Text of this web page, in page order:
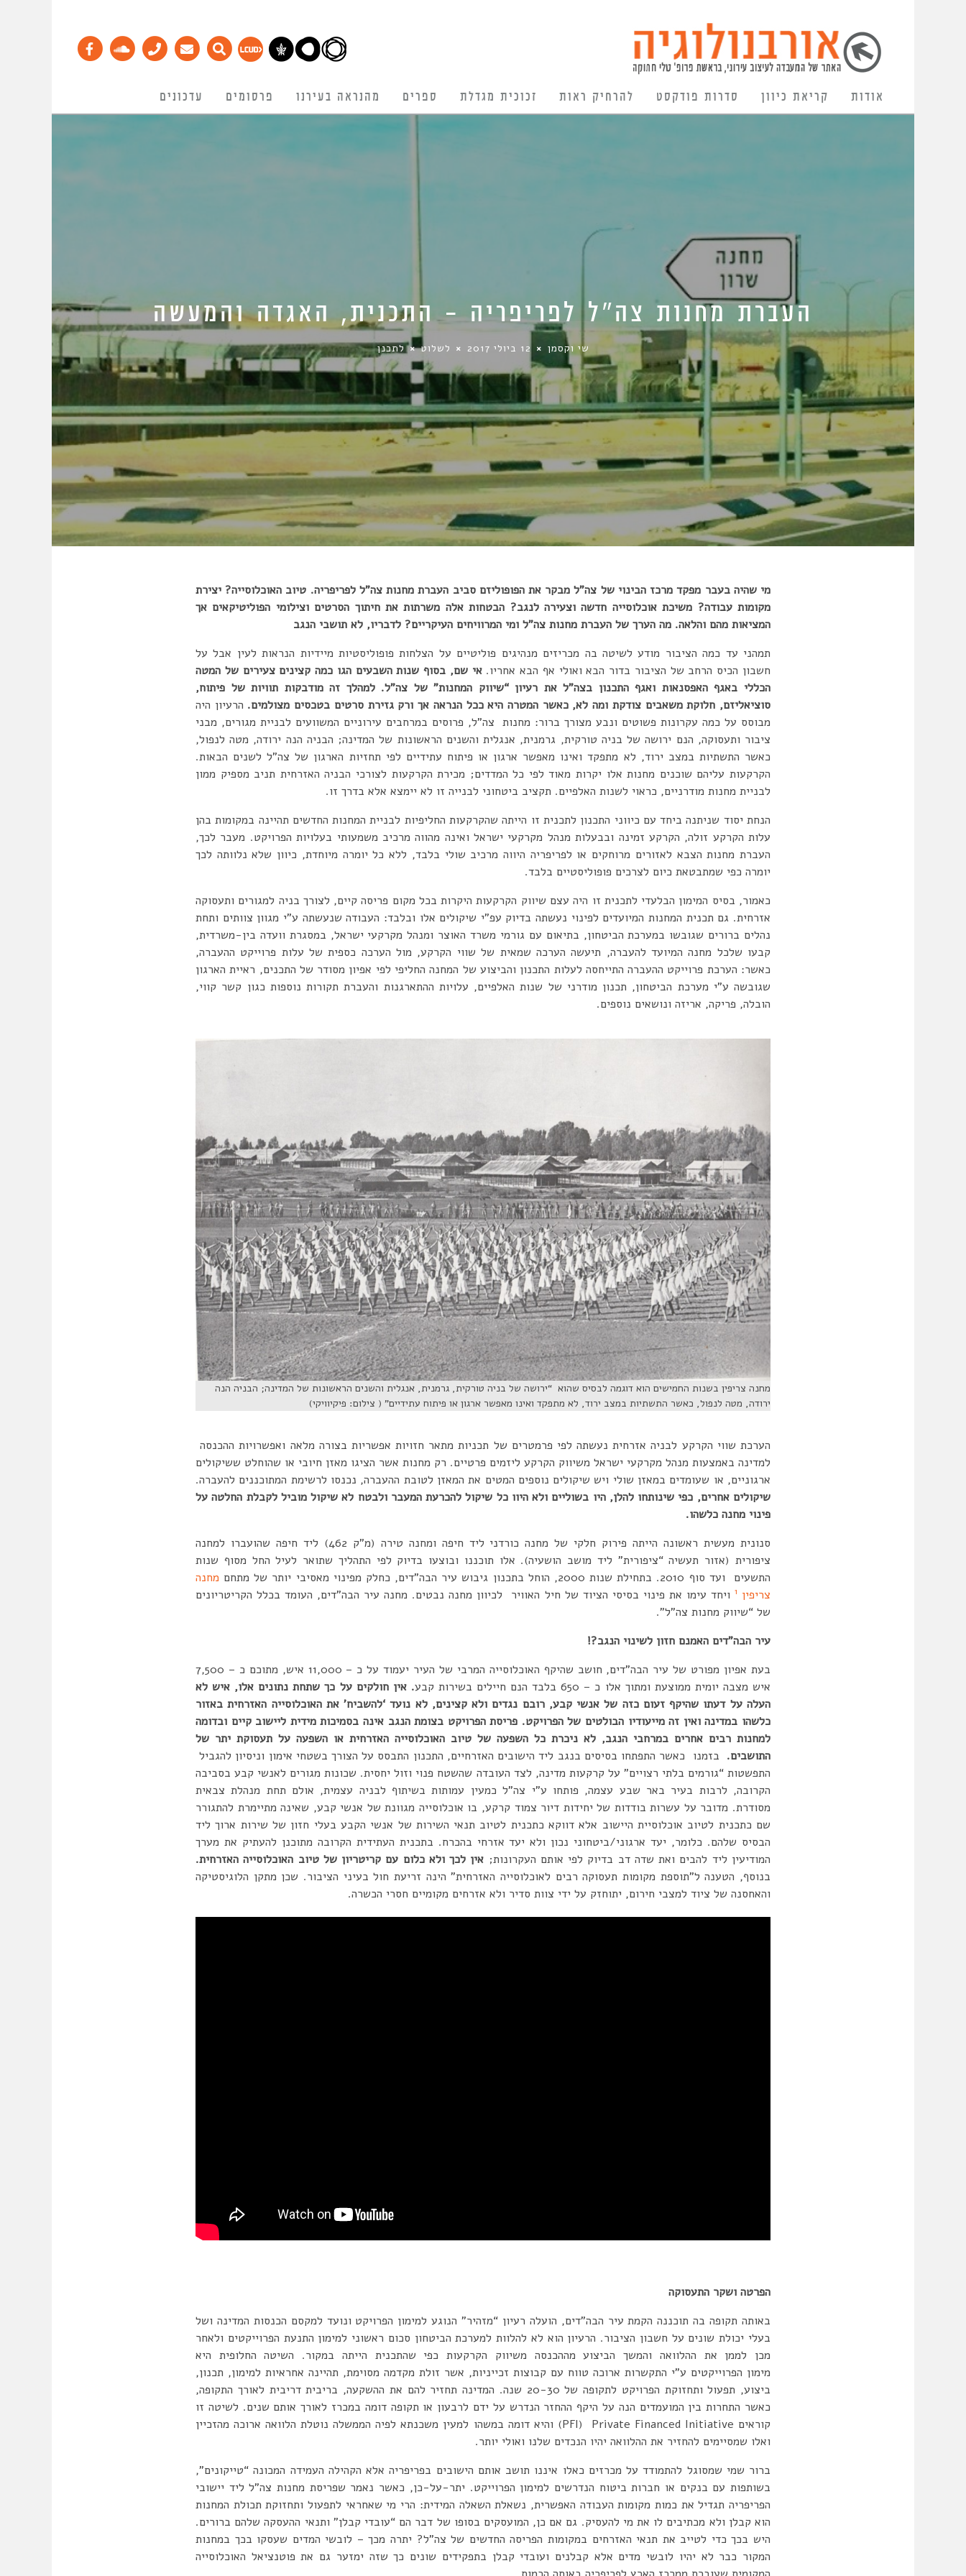
אודות קריאת כיוון סדרות פודקסט להרחיק ראות זכוכית מגדלת ספרים מהנראה בעירנו פרסומים עדכונים
העברת מחנות צה”ל לפריפריה – התכנית, האגדה והמעשה
שי וקסמן 12 ביולי 2017 לשלוט לתכנן
מי שהיה בעבר מפקד מרכז הבינוי של צה”ל מבקר את הפופוליזם סביב העברת מחנות צה”ל לפריפריה. טיוב האוכלוסייה? יצירת
מקומות עבודה? משיכת אוכלוסייה חדשה וצעירה לנגב? הבטחות אלה משרתות את חיתוך הסרטים וצילומי הפוליטיקאים אך
המציאות מהם והלאה. מה הערך של העברת מחנות צה”ל ומי המרוויחים העיקריים? לדבריו, לא תושבי הנגב
תמהני עד כמה הציבור מודע לשיטה בה מכריזים מנהיגים פוליטיים על הצלחות פופוליסטיות מיידיות הנראות לעין אבל על
חשבון הכיס הרחב של הציבור בדור הבא ואולי אף הבא אחריו.אי שם, בסוף שנות השבעים הגו כמה קצינים צעירים של המטה
הכללי באגף האפסנאות ואגף התכנון בצה”ל את רעיון “שיווק המחנות” של צה”ל. למהלך זה מודבקות תוויות של פיתוח,
סוציאליזם, חלוקת משאבים צודקת ומה לא, כאשר המטרה היא ככל הנראה אך ורק גזירת סרטים בטכסים מצולמים. הרעיון היה
מבוסס על כמה עקרונות פשוטים ונבע מצורך ברור: מחנות צה”ל, פרוסים במרחבים עירוניים המשוועים לבניית מגורים, מבני
ציבור ותעסוקה, הנם ירושה של בניה טורקית, גרמנית, אנגלית והשנים הראשונות של המדינה; הבניה הנה ירודה, מטה לנפול,
כאשר התשתיות במצב ירוד, לא מתפקד ואינו מאפשר ארגון או פיתוח עתידיים לפי תחזיות הארגון של צה”ל לשנים הבאות.
הקרקעות עליהם שוכנים מחנות אלו יקרות מאוד לפי כל המדדים; מכירת הקרקעות לצורכי הבניה האזרחית תניב מספיק ממון
לבניית מחנות מודרניים, כראוי לשנות האלפיים. תקציב ביטחוני לבנייה זו לא יימצא אלא בדרך זו.
הנחת יסוד שניתנה ביחד עם כיווני התכנון לתכנית זו הייתה שהקרקעות החליפיות לבניית המחנות החדשים תהיינה במקומות בהן
עלות הקרקע זולה, הקרקע זמינה ובבעלות מנהל מקרקעי ישראל ואינה מהווה מרכיב משמעותי בעלויות הפרויקט. מעבר לכך,
העברת מחנות הצבא לאזורים מרוחקים או לפריפריה היווה מרכיב שולי בלבד, ללא כל יומרה מיוחדת, כיוון שלא נלוותה לכך
יומרה כפי שמתבטאת כיום לצרכים פופוליסטיים בלבד.
כאמור, בסיס המימון הבלעדי לתכנית זו היה עצם שיווק הקרקעות היקרות בכל מקום פריסה קיים, לצורך בניה למגורים ותעסוקה
אזרחית. גם תכנית המחנות המיועדים לפינוי נעשתה בדיוק עפ”י שיקולים אלו ובלבד: העבודה שנעשתה ע”י מגוון צוותים ותחת
נהלים ברורים שגובשו במערכת הביטחון, בתיאום עם גורמי משרד האוצר ומנהל מקרקעי ישראל, במסגרת וועדה בין-משרדית,
קבעו שלכל מחנה המיועד להעברה, תיעשה הערכה שמאית של שווי הקרקע, מול הערכה כספית של עלות פרוייקט ההעברה,
כאשר: הערכת פרוייקט ההעברה התייחסה לעלות התכנון והביצוע של המחנה החליפי לפי אפיון מסודר של התכנים, ראיית הארגון
שגובשה ע”י מערכת הביטחון, תכנון מודרני של שנות האלפיים, עלויות ההתארגנות והעברת תקורות נוספות כגון קשר קווי,
הובלה, פריקה, אריזה ונושאים נוספים.
מחנה צריפין בשנות החמישים הוא דוגמה לבסיס שהוא “ירושה של בניה טורקית, גרמנית, אנגלית והשנים הראשונות של המדינה; הבניה הנה
ירודה, מטה לנפול, כאשר התשתיות במצב ירוד, לא מתפקד ואינו מאפשר ארגון או פיתוח עתידיים” ( צילום: פיקיוויקי)
הערכת שווי הקרקע לבניה אזרחית נעשתה לפי פרמטרים של תכניות מתאר חזויות אפשריות בצורה מלאה ואפשרויות ההכנסה
למדינה באמצעות מנהל מקרקעי ישראל משיווק הקרקע ליזמים פרטיים. רק מחנות אשר הציגו מאזן חיובי או שהוחלט ששיקולים
ארגוניים, או שעומדים במאזן שולי ויש שיקולים נוספים המטים את המאזן לטובת ההעברה, נכנסו לרשימת המתוכננים להעברה.
שיקולים אחרים, כפי שינותחו להלן, היו בשוליים ולא היוו כל שיקול להכרעת המעבר ולבטח לא שיקול מוביל לקבלת החלטה על
פינוי מחנה כלשהו.
סנונית מעשית ראשונה הייתה פירוק חלקי של מחנה כורדני ליד חיפה ומחנה טירה (מ”ק 462) ליד חיפה שהועברו למחנה
ציפורית (אזור תעשיה “ציפורית” ליד מושב הושעיה). אלו תוכננו ובוצעו בדיוק לפי התהליך שתואר לעיל החל מסוף שנות
התשעים ועד סוף 2010. בתחילת שנות 2000, הוחל בתכנון גיבוש עיר הבה”דים, כחלק מפינוי מאסיבי יותר של מתחם
מחנה
צריפין 1 ויחד עימו את פינוי בסיסי הציוד של חיל האוויר לכיוון מחנה נבטים. מחנה עיר הבה”דים, העומד בכלל הקריטריונים
של “שיווק מחנות צה”ל”.
עיר הבה”דים האמנם חזון לשינוי הנגב?!
בעת אפיון מפורט של עיר הבה”דים, חושב שהיקף האוכלוסייה המרבי של העיר יעמוד על כ – 11,000 איש, מתוכם כ – 7,500
איש מצבה יומית ממוצעת ומתוך אלו כ – 650 בלבד הנם חיילים בשירות קבע
. אין חולקים על כך שתחת נתונים אלו, איש לא
העלה על דעתו שהיקף זעום כזה של אנשי קבע, רובם נגדים ולא קצינים, לא נועד ‘להשביח’ את האוכלוסייה האזרחית באזור
כלשהו במדינה ואין זה מייעודיו הבולטים של הפרויקט. פריסת הפרויקט בצומת הנגב אינה בסמיכות מידית ליישוב קיים ובדומה
למחנות רבים אחרים במרחבי הנגב, לא ניכרת כל השפעה של טיוב האוכלוסייה האזרחית או השפעה על תעסוקת יתר של
התושבים. בזמנו כאשר התפתחו בסיסים בנגב ליד הישובים האזרחיים, התכנון התבסס על הצורך בשטחי אימון וניסיון להגביל
התפשטות “גורמים בלתי רצויים” על קרקעות מדינה, לצד העובדה שהשטח פנוי וזול יחסית. שכונות מגורים לאנשי קבע בסביבה
הקרובה, לרבות בעיר באר שבע עצמה, פותחו ע”י צה”ל כמעין עמותות בשיתוף לבניה עצמית, אולם תחת מנהלת צבאית
מסודרת. מדובר על עשרות בודדות של יחידות דיור צמוד קרקע, בו אוכלוסייה מגוונת של אנשי קבע, שאינה מתיימרת להתגורר
שם כתכנית לטיוב אוכלוסיית היישוב אלא דווקא כתכנית לטיוב תנאי השירות של אנשי הקבע בעלי חזון של שירות ארוך ליד
הבסיס שלהם. כלומר, יעד ארגוני/ביטחוני נכון ולא יעד אזרחי בהכרח. בתכנית העתידית הקרובה מתוכנן להעתיק את מערך
המודיעין ליד להבים ואת שדה דב בדיוק לפי אותם העקרונות; אין לכך ולא כלום עם קריטריון של טיוב האוכלוסייה האזרחית.
בנוסף, הטענה ל”תוספת מקומות תעסוקה רבים לאוכלוסייה האזרחית” הינה זריעת חול בעיני הציבור. שכן מתקן הלוגיסטיקה
והאחסנה של ציוד למצבי חירום, יתוחזק על ידי צוות סדיר ולא אזרחים מקומיים חסרי הכשרה.
הפרטה ושקר התעסוקה
באותה תקופה בה תוכננה הקמת עיר הבה”דים, הועלה רעיון “מזהיר” הנוגע למימון הפרויקט ונועד למקסם הכנסות המדינה ושל
בעלי יכולת שונים על חשבון הציבור. הרעיון הוא לא להלוות למערכת הביטחון סכום ראשוני למימון התנעת הפרוייקטים ולאחר
מכן לממן את ההלוואה והמשך הביצוע מההכנסה משיווק הקרקעות כפי שהתכנית הייתה במקור. השיטה החלופית היא
מימון הפרוייקטים ע”י התקשרות ארוכה טווח עם קבוצות זכייניות, אשר זולת מקדמה מסוימת, תהיינה אחראיות למימון, תכנון,
ביצוע, תפעול ותחזוקת הפרויקט לתקופה של 20-30 שנה. המדינה תחזיר להם את ההשקעה, בריבית דריבית לאורך התקופה,
כאשר התחרות בין המועמדים הנה על היקף ההחזר הנדרש על ידם לרבעון או תקופה דומה במכרז לאורך אותם שנים. לשיטה זו
קוראים PFI) Private Financed Initiative) והיא דומה במשהו למעין משכנתא לפיה הממשלה נוטלת הלוואה ארוכה מהזכיין
ואלו שמסיימים להחזיר את ההלוואה יהיו הנכדים שלנו ואולי יותר.
ברור שמי שמסוגל להתמודד על מכרזים כאלו איננו תושב אותם הישובים בפריפריה אלא הקהילה העמידה המכונה “טייקונים”,
בשותפות עם בנקים או חברות ביטוח הנדרשים למימון הפרוייקט. יתר-על-כן, כאשר נאמר שפריסת מחנות צה”ל ליד יישובי
הפריפריה תגדיל את כמות מקומות העבודה האפשרית, נשאלת השאלה המידית: הרי מי שאחראי לתפעול ותחזוקת תכולת המחנות
הוא קבלן ולא מכתיבים לו את מי להעסיק. גם אם כן, המועסקים בסופו של דבר הם “עובדי קבלן” ותנאי ההעסקה שלהם ברורים.
היש בכך כדי לטייב את תנאי האזרחים במקומות הפריסה החדשים של צה”ל? יתרה מכך – לובשי המדים שעסקו בכך במחנות
המקור כבר לא יהיו לובשי מדים אלא קבלנים ועובדי קבלן בתפקידים שונים כך שזה ימזער גם את פוטנציאל האוכלוסייה